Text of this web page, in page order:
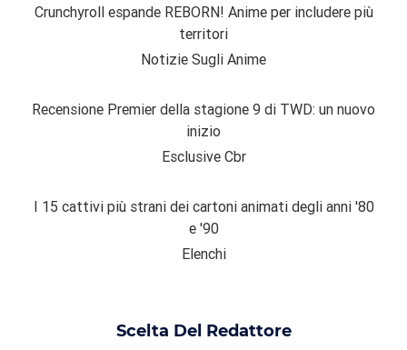
Crunchyroll espande REBORN! Anime per includere più
territori
Notizie Sugli Anime
Recensione Premier della stagione 9 di TWD: un nuovo
inizio
Esclusive Cbr
I 15 cattivi più strani dei cartoni animati degli anni '80
e '90
Elenchi
Scelta Del Redattore